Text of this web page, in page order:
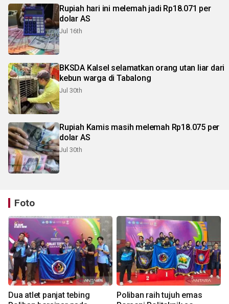
Rupiah hari ini melemah jadi Rp18.071 per
dolar AS
Jul 16th
BKSDA Kalsel selamatkan orang utan liar dari
kebun warga di Tabalong
Jul 30th
Rupiah Kamis masih melemah Rp18.075 per
dolar AS
Jul 30th
Foto
Dua atlet panjat tebing
Poliban raih tujuh emas